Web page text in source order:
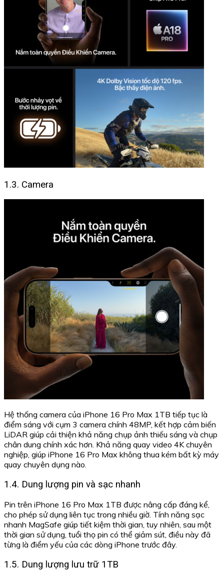
1.3. Camera
Hệ thống camera của iPhone 16 Pro Max 1TB tiếp tục là
điểm sáng với cụm 3 camera chính 48MP, kết hợp cảm biến
LiDAR giúp cải thiện khả năng chụp ảnh thiếu sáng và chụp
chân dung chính xác hơn. Khả năng quay video 4K chuyên
nghiệp, giúp iPhone 16 Pro Max không thua kém bất kỳ máy
quay chuyên dụng nào.
1.4. Dung lượng pin và sạc nhanh
Pin trên iPhone 16 Pro Max 1TB được nâng cấp đáng kể,
cho phép sử dụng liên tục trong nhiều giờ. Tính năng sạc
nhanh MagSafe giúp tiết kiệm thời gian, tuy nhiên, sau một
thời gian sử dụng, tuổi thọ pin có thể giảm sút, điều này đã
từng là điểm yếu của các dòng iPhone trước đây.
1.5. Dung lượng lưu trữ 1TB